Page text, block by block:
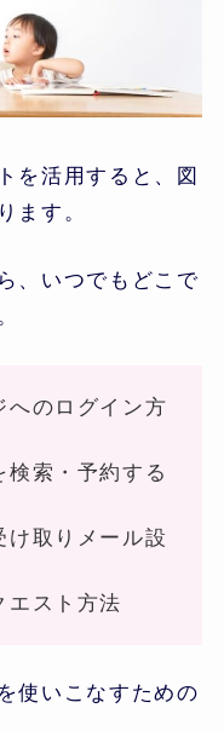
を活用すると、図
ます。
、いつでもどこで
へのログイン方
検索・予約する
け取りメール設
エスト方法
使いこなすための